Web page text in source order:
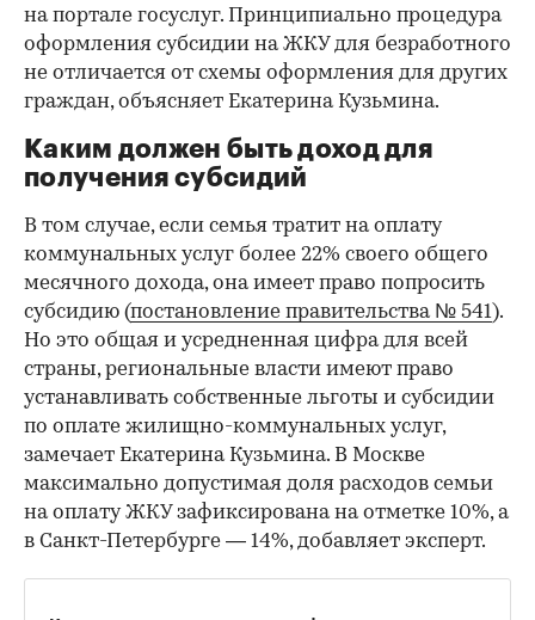
на портале госуслуг. Принципиально процедура
оформления субсидии на ЖКУ для безработного
не отличается от схемы оформления для других
граждан, объясняет Екатерина Кузьмина.
Каким должен быть доход для
получения субсидий
В том случае, если семья тратит на оплату
коммунальных услуг более 22% своего общего
месячного дохода, она имеет право попросить
субсидию (постановление правительства № 541).
Но это общая и усредненная цифра для всей
страны, региональные власти имеют право
устанавливать собственные льготы и субсидии
по оплате жилищно-коммунальных услуг,
замечает Екатерина Кузьмина. В Москве
максимально допустимая доля расходов семьи
на оплату ЖКУ зафиксирована на отметке 10%, а
в Санкт-Петербурге — 14%, добавляет эксперт.